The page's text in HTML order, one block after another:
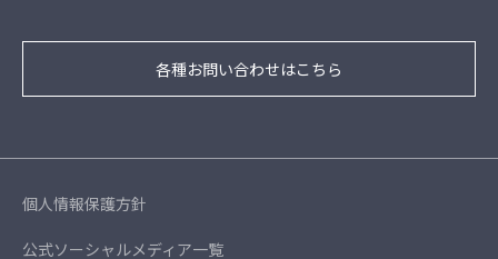
各種お問い合わせはこちら
個人情報保護方針
公式ソーシャルメディア一覧